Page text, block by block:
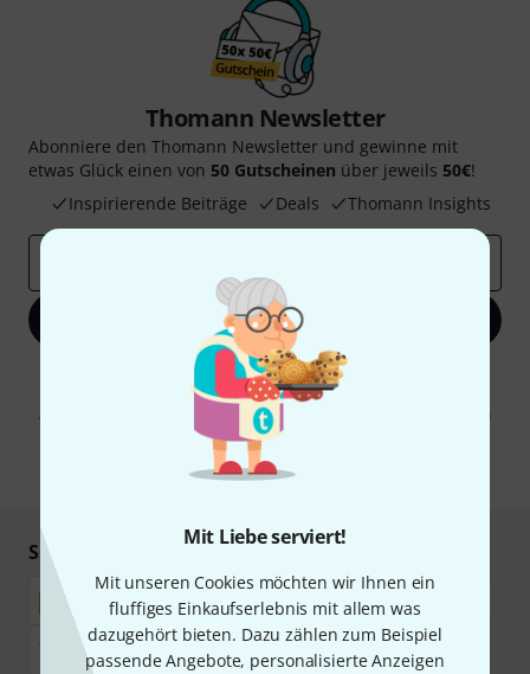
Mit Liebe serviert!
Mit unseren Cookies möchten wir Ihnen ein
fluffiges Einkaufserlebnis mit allem was
dazugehört bieten. Dazu zählen zum Beispiel
passende Angebote, personalisierte Anzeigen
Thomann Newsletter
Abonniere den Thomann Newsletter und gewinne mit
etwas Glück einen von 50 Gutscheinen über jeweils 50€!
Inspirierende Beiträge
Deals Thomann Insights
Jetzt anmelden
Mit Klick auf „Jetzt anmelden“ stimmen Sie dem Erhalt von E-Mail-
Werbung und einer Messung des E-Mail-Nutzungsverhaltens zu. Die
Abmeldung ist jederzeit möglich. Weitere Informationen finden Sie in
unseren
Datenschutzhinweisen
* Pflichtfeld
Sicher einkaufen & bezahlen